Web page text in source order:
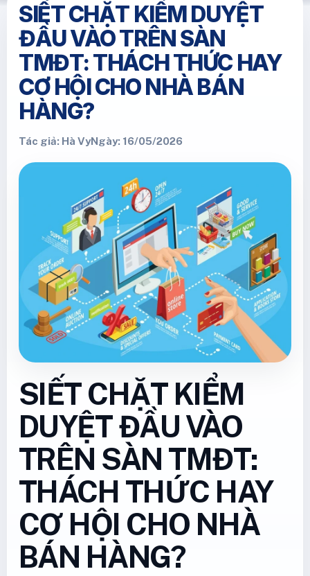
SIẾT CHẶT KIỂM DUYỆT
ĐẦU VÀO TRÊN SÀN
TMĐT: THÁCH THỨC HAY
CƠ HỘI CHO NHÀ BÁN
HÀNG?
Tác giả: Hà VyNgày: 16/05/2026
SIẾT CHẶT KIỂM
DUYỆT ĐẦU VÀO
TRÊN SÀN TMĐT:
THÁCH THỨC HAY
CƠ HỘI CHO NHÀ
BÁN HÀNG?